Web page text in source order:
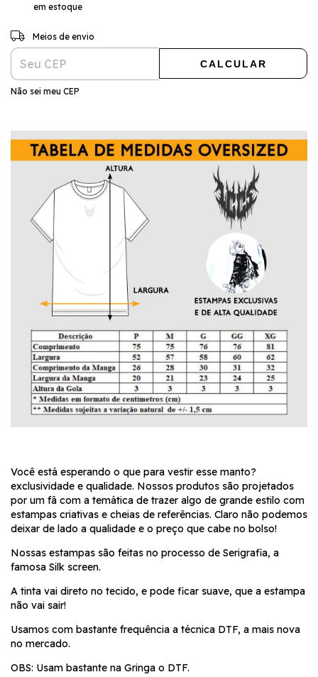
em estoque
Entregas para o CEP:
Meios de envio
CALCULAR
Não sei meu CEP
Você está esperando o que para vestir esse manto?
exclusividade e qualidade. Nossos produtos são projetados
por um fâ com a temática de trazer algo de grande estilo com
estampas criativas e cheias de referências. Claro não podemos
deixar de lado a qualidade e o preço que cabe no bolso!
Nossas estampas são feitas no processo de Serigrafia, a
famosa Silk screen.
A tinta vai direto no tecido, e pode ficar suave, que a estampa
não vai sair!
Usamos com bastante frequência a técnica DTF, a mais nova
no mercado.
OBS: Usam bastante na Gringa o DTF.